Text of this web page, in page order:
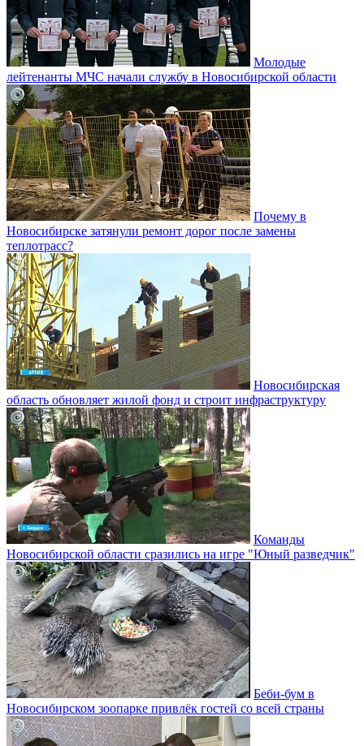
Молодые
лейтенанты МЧС начали службу в Новосибирской области
Почему в
Новосибирске затянули ремонт дорог после замены
теплотрасс?
Новосибирская
область обновляет жилой фонд и строит инфраструктуру
Команды
Новосибирской области сразились на игре "Юный разведчик"
Беби-бум в
Новосибирском зоопарке привлёк гостей со всей страны